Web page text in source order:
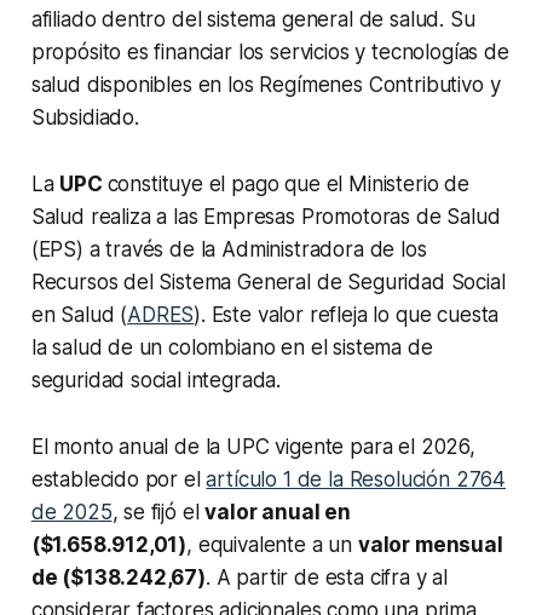
afiliado dentro del sistema general de salud. Su
propósito es financiar los servicios y tecnologías de
salud disponibles en los Regímenes Contributivo y
Subsidiado.
La UPC constituye el pago que el Ministerio de
Salud realiza a las Empresas Promotoras de Salud
(EPS) a través de la Administradora de los
Recursos del Sistema General de Seguridad Social
en Salud (ADRES). Este valor refleja lo que cuesta
la salud de un colombiano en el sistema de
seguridad social integrada.
El monto anual de la UPC vigente para el 2026,
establecido por elartículo 1 de la Resolución 2764
de 2025, se fijó elvalor anual en
($1.658.912,01), equivalente a un valor mensual
de ($138.242,67). A partir de esta cifra y al
considerar factores adicionales como una prima